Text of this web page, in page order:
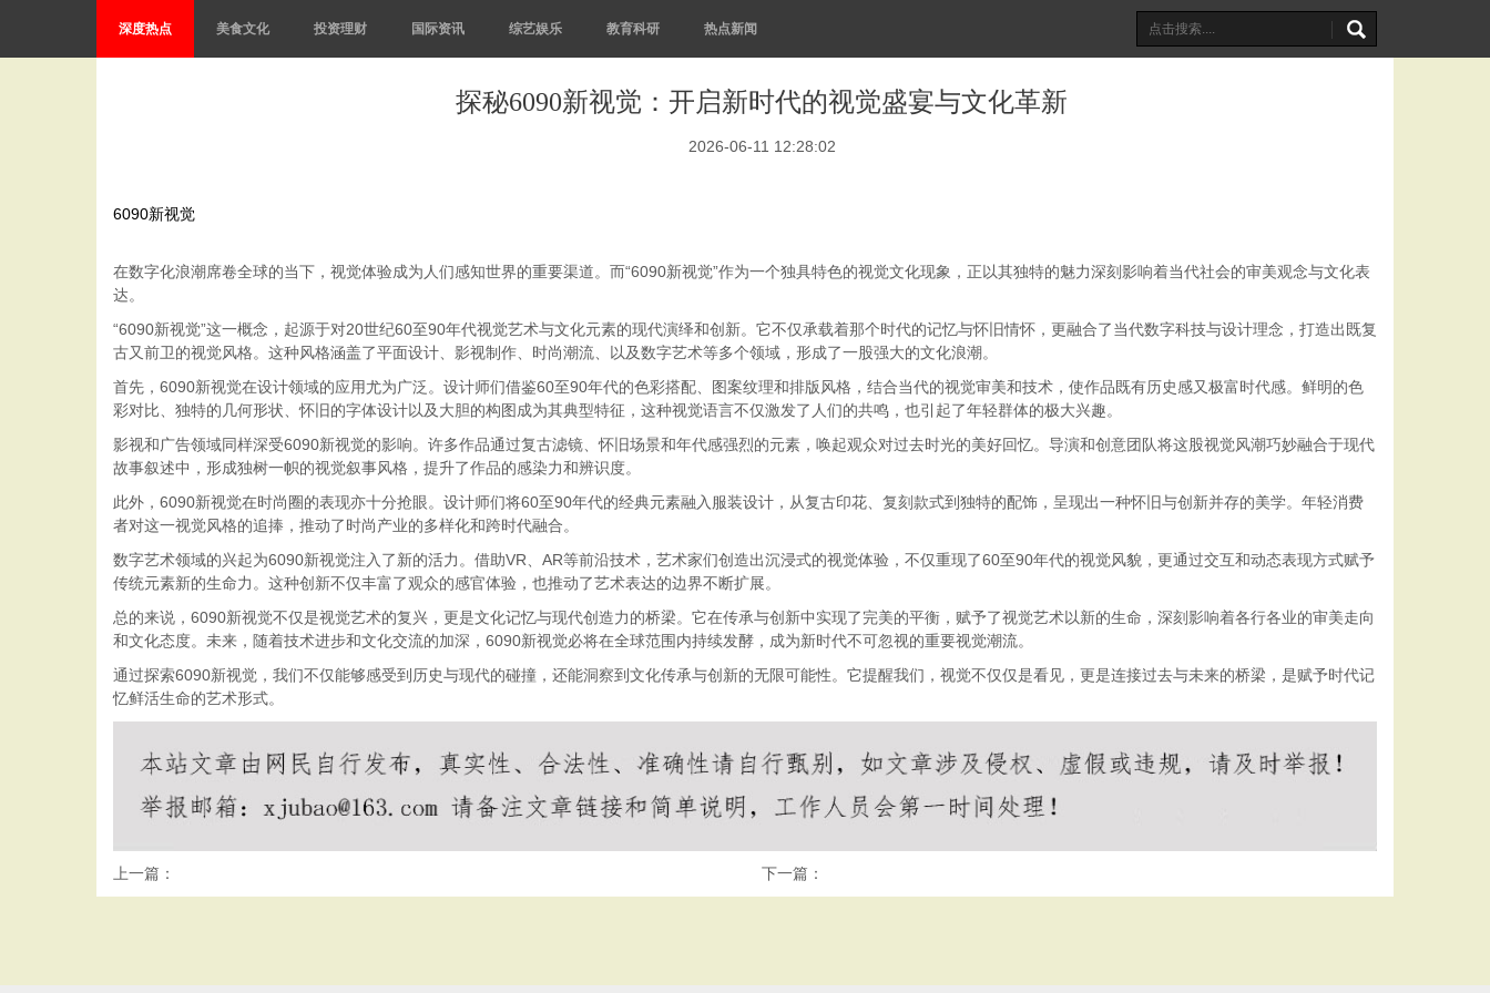
深度热点 美食文化 投资理财 国际资讯 综艺娱乐 教育科研 热点新闻
探秘6090新视觉：开启新时代的视觉盛宴与文化革新
2026-06-11 12:28:02
6090新视觉
在数字化浪潮席卷全球的当下，视觉体验成为人们感知世界的重要渠道。而“6090新视觉”作为一个独具特色的视觉文化现象，正以其独特的魅力深刻影响着当代社会的审美观念与文化表
达。
“6090新视觉”这一概念，起源于对20世纪60至90年代视觉艺术与文化元素的现代演绎和创新。它不仅承载着那个时代的记忆与怀旧情怀，更融合了当代数字科技与设计理念，打造出既复
古又前卫的视觉风格。这种风格涵盖了平面设计、影视制作、时尚潮流、以及数字艺术等多个领域，形成了一股强大的文化浪潮。
首先，6090新视觉在设计领域的应用尤为广泛。设计师们借鉴60至90年代的色彩搭配、图案纹理和排版风格，结合当代的视觉审美和技术，使作品既有历史感又极富时代感。鲜明的色
彩对比、独特的几何形状、怀旧的字体设计以及大胆的构图成为其典型特征，这种视觉语言不仅激发了人们的共鸣，也引起了年轻群体的极大兴趣。
影视和广告领域同样深受6090新视觉的影响。许多作品通过复古滤镜、怀旧场景和年代感强烈的元素，唤起观众对过去时光的美好回忆。导演和创意团队将这股视觉风潮巧妙融合于现代
故事叙述中，形成独树一帜的视觉叙事风格，提升了作品的感染力和辨识度。
此外，6090新视觉在时尚圈的表现亦十分抢眼。设计师们将60至90年代的经典元素融入服装设计，从复古印花、复刻款式到独特的配饰，呈现出一种怀旧与创新并存的美学。年轻消费
者对这一视觉风格的追捧，推动了时尚产业的多样化和跨时代融合。
数字艺术领域的兴起为6090新视觉注入了新的活力。借助VR、AR等前沿技术，艺术家们创造出沉浸式的视觉体验，不仅重现了60至90年代的视觉风貌，更通过交互和动态表现方式赋予
传统元素新的生命力。这种创新不仅丰富了观众的感官体验，也推动了艺术表达的边界不断扩展。
总的来说，6090新视觉不仅是视觉艺术的复兴，更是文化记忆与现代创造力的桥梁。它在传承与创新中实现了完美的平衡，赋予了视觉艺术以新的生命，深刻影响着各行各业的审美走向
和文化态度。未来，随着技术进步和文化交流的加深，6090新视觉必将在全球范围内持续发酵，成为新时代不可忽视的重要视觉潮流。
通过探索6090新视觉，我们不仅能够感受到历史与现代的碰撞，还能洞察到文化传承与创新的无限可能性。它提醒我们，视觉不仅仅是看见，更是连接过去与未来的桥梁，是赋予时代记
忆鲜活生命的艺术形式。
上一篇： 下一篇：